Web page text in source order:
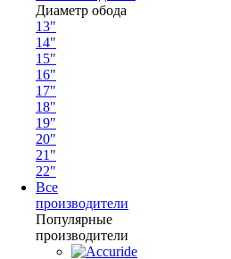
Диаметр обода
13"
14"
15"
16"
17"
18"
19"
20"
21"
22"
Все
производители
Популярные
производители